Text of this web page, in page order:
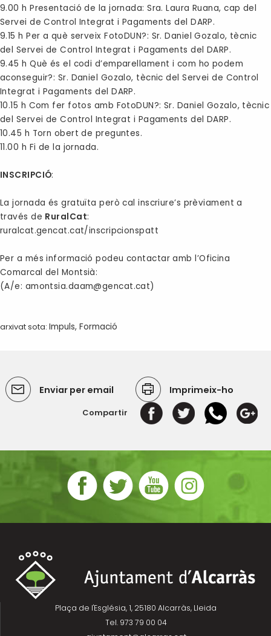
9.00 h Presentació de la jornada: Sra. Laura Ruana, cap del
Servei de Control Integrat i Pagaments del DARP.
9.15 h Per a què serveix FotoDUN?: Sr. Daniel Gozalo, tècnic
del Servei de Control Integrat i Pagaments del DARP.
9.45 h Què és el codi d’emparellament i com ho podem
aconseguir?: Sr. Daniel Gozalo, tècnic del Servei de Control
Integrat i Pagaments del DARP.
10.15 h Com fer fotos amb FotoDUN?: Sr. Daniel Gozalo, tècnic
del Servei de Control Integrat i Pagaments del DARP.
10.45 h Torn obert de preguntes.
11.00 h Fi de la jornada.
INSCRIPCIÓ:
La jornada és gratuïta però cal inscriure’s prèviament a
través de RuralCat:
ruralcat.gencat.cat/inscripcionspatt
Per a més informació podeu contactar amb l’Oficina
Comarcal del Montsià:
(A/e: amontsia.daam@gencat.cat)
arxivat sota: Impuls, Formació
Enviar per email Imprimeix-ho
Compartir
Plaça de l'Església, 1, 25180 Alcarràs, Lleida
Tel. 973 79 00 04